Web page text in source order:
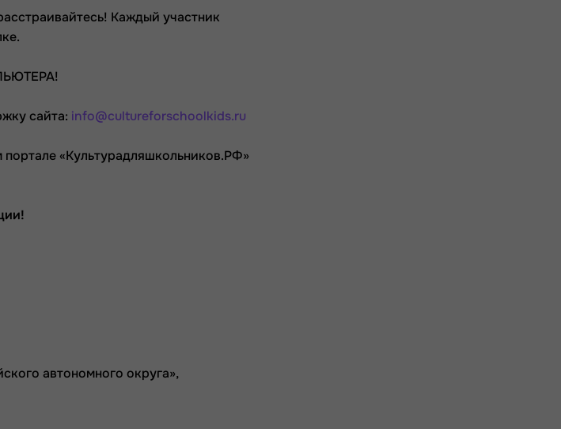
Каждый участник
сайта: info@cultureforschoolkids.ru
«Культурадляшкольников.РФ»
автономного округа»,